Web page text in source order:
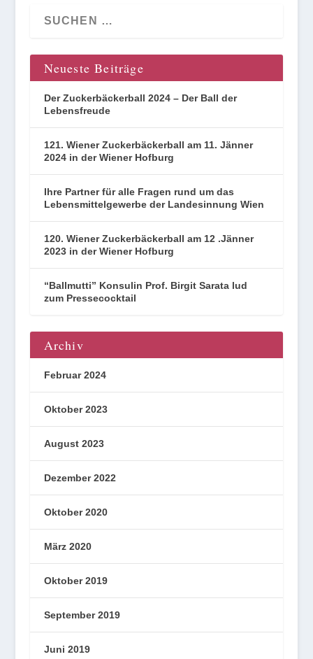
Neueste Beiträge
Der Zuckerbäckerball 2024 – Der Ball der
Lebensfreude
121. Wiener Zuckerbäckerball am 11. Jänner
2024 in der Wiener Hofburg
Ihre Partner für alle Fragen rund um das
Lebensmittelgewerbe der Landesinnung Wien
120. Wiener Zuckerbäckerball am 12 .Jänner
2023 in der Wiener Hofburg
“Ballmutti” Konsulin Prof. Birgit Sarata lud
zum Pressecocktail
Archiv
Februar 2024
Oktober 2023
August 2023
Dezember 2022
Oktober 2020
März 2020
Oktober 2019
September 2019
Juni 2019